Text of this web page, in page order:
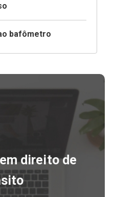
bafômetro
direito de